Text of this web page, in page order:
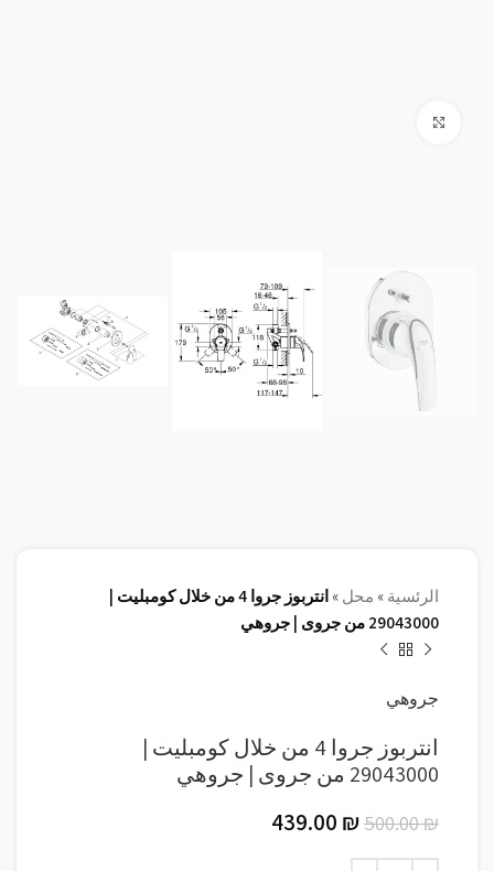
الرئسية » محل »
انتربوز جروا 4 من خلال كومبليت |
29043000 من جروى | جروهي
جروهي
انتربوز جروا 4 من خلال كومبليت |
29043000 من جروى | جروهي
500.00₪
439.00 ₪